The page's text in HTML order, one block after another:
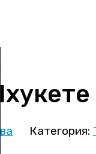
Категория: